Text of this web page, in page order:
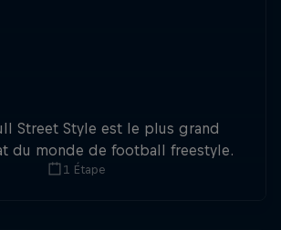
Street Style est le plus grand
du monde de football freestyle.
1 Étape